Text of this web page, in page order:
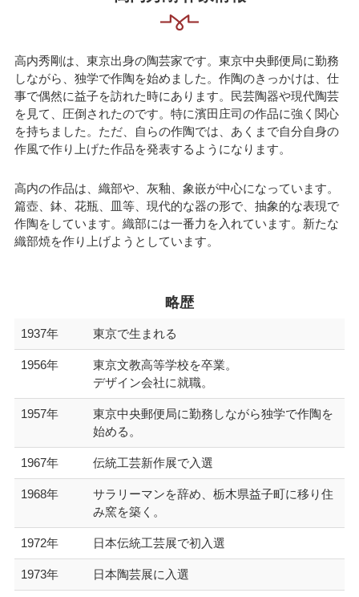
高内秀剛は、東京出身の陶芸家です。東京中央郵便局に勤務
しながら、独学で作陶を始めました。作陶のきっかけは、仕
事で偶然に益子を訪れた時にあります。民芸陶器や現代陶芸
を見て、圧倒されたのです。特に濱田庄司の作品に強く関心
を持ちました。ただ、自らの作陶では、あくまで自分自身の
作風で作り上げた作品を発表するようになります。
高内の作品は、織部や、灰釉、象嵌が中心になっています。
篇壺、鉢、花瓶、皿等、現代的な器の形で、抽象的な表現で
作陶をしています。織部には一番力を入れています。新たな
織部焼を作り上げようとしています。
略歴
1937年 東京で生まれる
1956年
東京文教高等学校を卒業。
デザイン会社に就職。
1957年
東京中央郵便局に勤務しながら独学で作陶を
始める。
1967年 伝統工芸新作展で入選
1968年
サラリーマンを辞め、栃木県益子町に移り住
み窯を築く。
1972年 日本伝統工芸展で初入選
1973年 日本陶芸展に入選